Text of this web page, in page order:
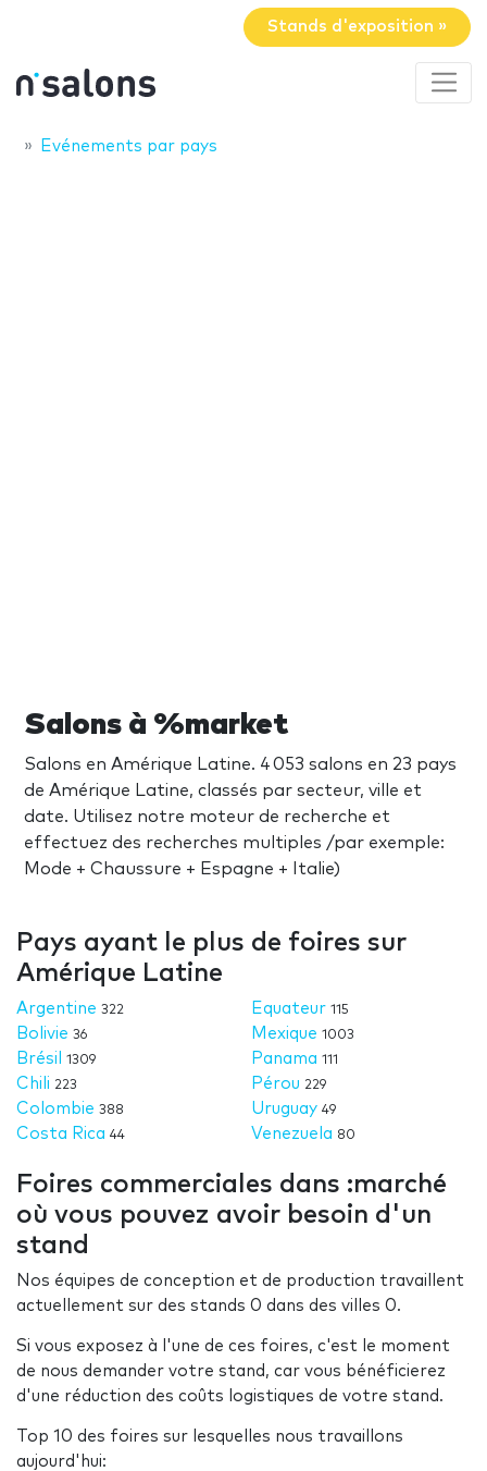
Stands d'exposition »
Evénements par pays
Salons à %market
Salons en Amérique Latine. 4 053 salons en 23 pays
de Amérique Latine, classés par secteur, ville et
date. Utilisez notre moteur de recherche et
effectuez des recherches multiples /par exemple:
Mode + Chaussure + Espagne + Italie)
Pays ayant le plus de foires sur
Amérique Latine
Argentine 322
Bolivie 36
Brésil 1309
Chili 223
Colombie 388
Costa Rica 44
Equateur 115
Mexique 1003
Panama 111
Pérou 229
Uruguay 49
Venezuela 80
Foires commerciales dans :marché
où vous pouvez avoir besoin d'un
stand
Nos équipes de conception et de production travaillent
actuellement sur des stands 0 dans des villes 0.
Si vous exposez à l'une de ces foires, c'est le moment
de nous demander votre stand, car vous bénéficierez
d'une réduction des coûts logistiques de votre stand.
Top 10 des foires sur lesquelles nous travaillons
aujourd'hui: